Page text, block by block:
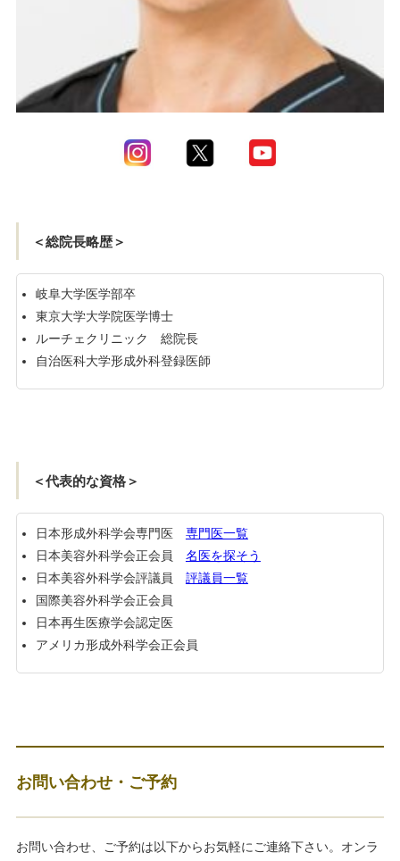
＜総院長略歴＞
岐阜大学医学部卒
東京大学大学院医学博士
ルーチェクリニック 総院長
自治医科大学形成外科登録医師
＜代表的な資格＞
日本形成外科学会専門医 専門医一覧
日本美容外科学会正会員 名医を探そう
日本美容外科学会評議員 評議員一覧
国際美容外科学会正会員
日本再生医療学会認定医
アメリカ形成外科学会正会員
お問い合わせ・ご予約
お問い合わせ、ご予約は以下からお気軽にご連絡下さい。オンラ